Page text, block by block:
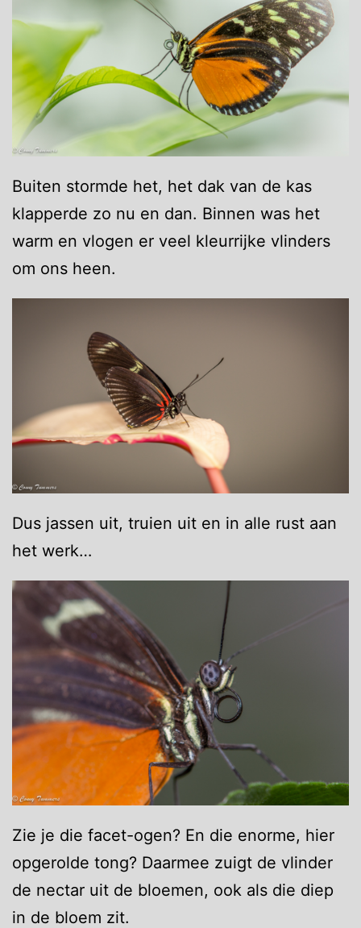
Buiten stormde het, het dak van de kas
klapperde zo nu en dan. Binnen was het
warm en vlogen er veel kleurrijke vlinders
om ons heen.
Dus jassen uit, truien uit en in alle rust aan
het werk…
Zie je die facet-ogen? En die enorme, hier
opgerolde tong? Daarmee zuigt de vlinder
de nectar uit de bloemen, ook als die diep
in de bloem zit.